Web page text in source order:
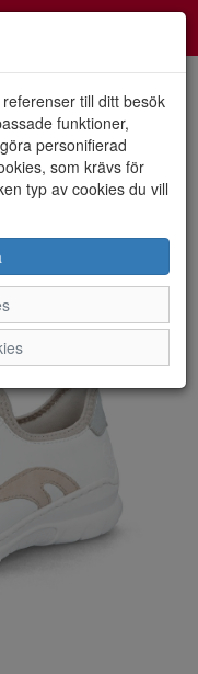
till ditt besök
funktioner,
personifierad
som krävs för
typ av cookies du vill